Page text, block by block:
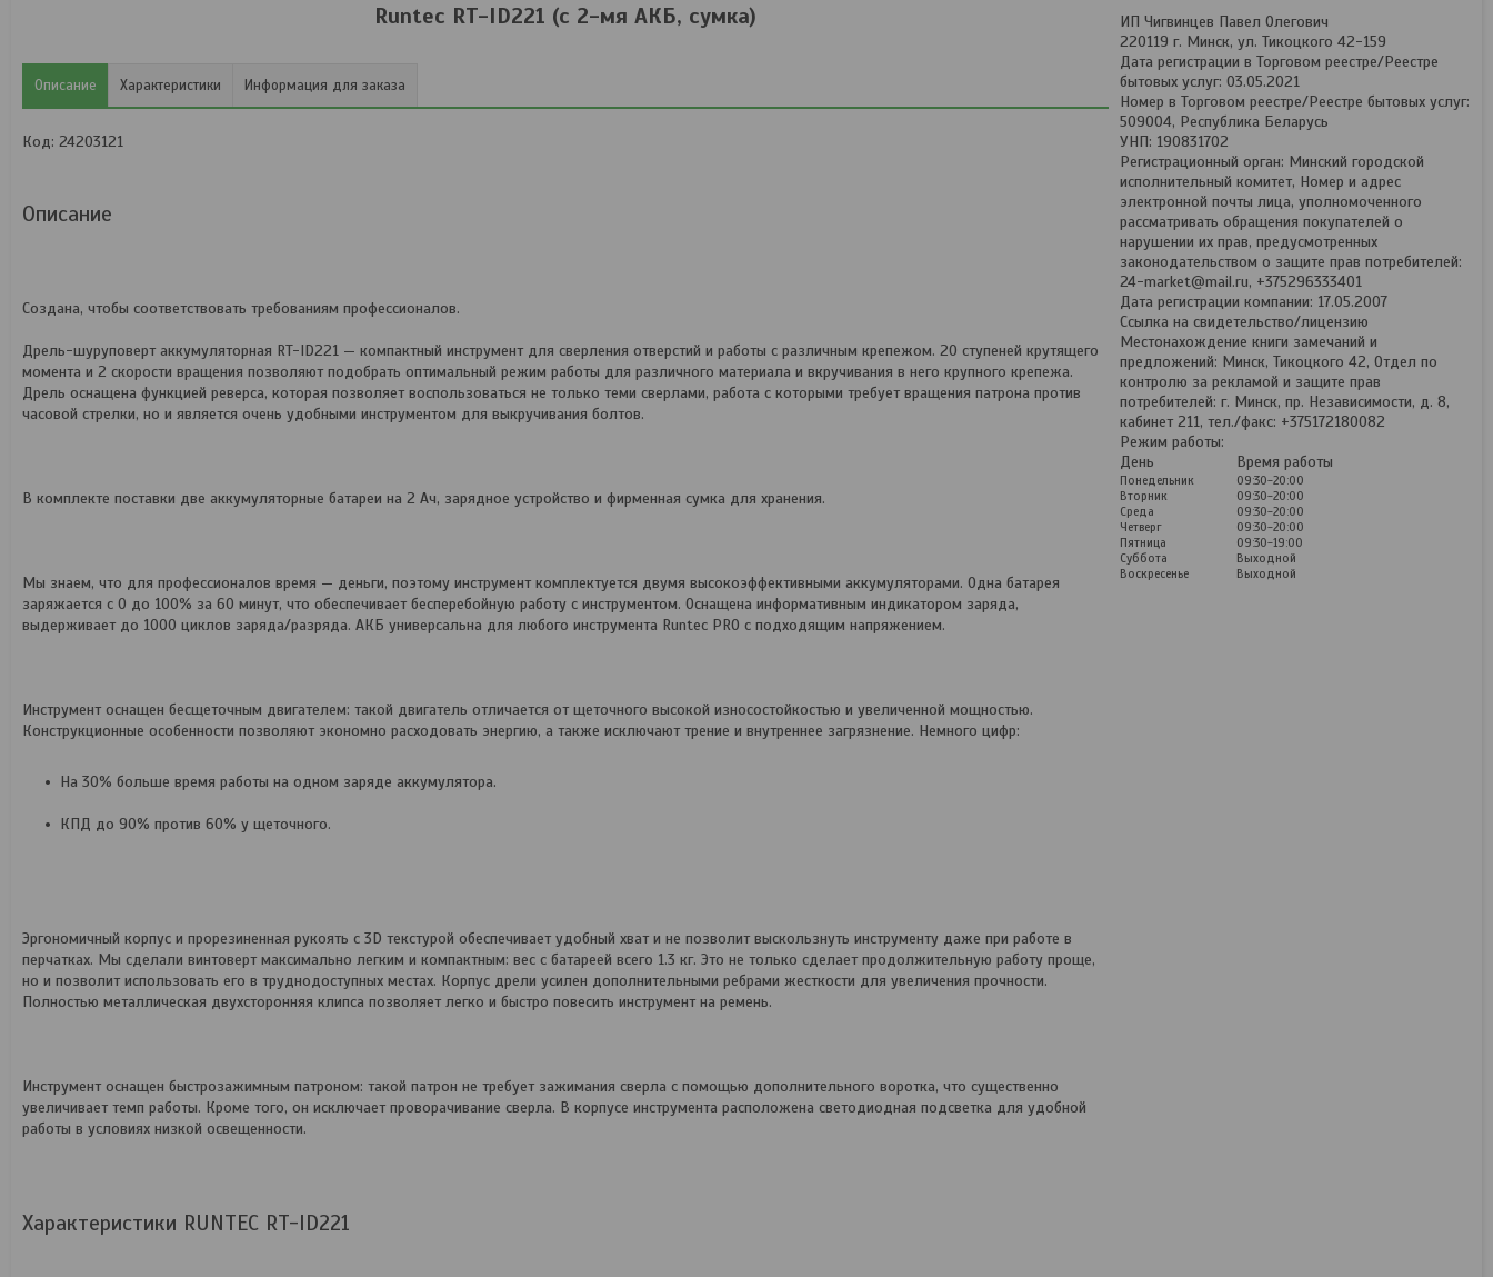
Runtec RT-ID221 (с 2-мя АКБ, сумка)
Описание Характеристики Информация для заказа
Код: 24203121
Описание
Создана, чтобы соответствовать требованиям профессионалов.
Дрель-шуруповерт аккумуляторная RT-ID221 — компактный инструмент для сверления отверстий и работы с различным крепежом. 20 ступеней крутящего
момента и 2 скорости вращения позволяют подобрать оптимальный режим работы для различного материала и вкручивания в него крупного крепежа.
Дрель оснащена функцией реверса, которая позволяет воспользоваться не только теми сверлами, работа с которыми требует вращения патрона против
часовой стрелки, но и является очень удобными инструментом для выкручивания болтов.
В комплекте поставки две аккумуляторные батареи на 2 Ач, зарядное устройство и фирменная сумка для хранения.
Мы знаем, что для профессионалов время — деньги, поэтому инструмент комплектуется двумя высокоэффективными аккумуляторами. Одна батарея
заряжается с 0 до 100% за 60 минут, что обеспечивает бесперебойную работу с инструментом. Оснащена информативным индикатором заряда,
выдерживает до 1000 циклов заряда/разряда. АКБ универсальна для любого инструмента Runtec PRO с подходящим напряжением.
Инструмент оснащен бесщеточным двигателем: такой двигатель отличается от щеточного высокой износостойкостью и увеличенной мощностью.
Конструкционные особенности позволяют экономно расходовать энергию, а также исключают трение и внутреннее загрязнение. Немного цифр:
На 30% больше время работы на одном заряде аккумулятора.
КПД до 90% против 60% у щеточного.
Эргономичный корпус и прорезиненная рукоять с 3D текстурой обеспечивает удобный хват и не позволит выскользнуть инструменту даже при работе в
перчатках. Мы сделали винтоверт максимально легким и компактным: вес с батареей всего 1.3 кг. Это не только сделает продолжительную работу проще,
но и позволит использовать его в труднодоступных местах. Корпус дрели усилен дополнительными ребрами жесткости для увеличения прочности.
Полностью металлическая двухсторонняя клипса позволяет легко и быстро повесить инструмент на ремень.
Инструмент оснащен быстрозажимным патроном: такой патрон не требует зажимания сверла с помощью дополнительного воротка, что существенно
увеличивает темп работы. Кроме того, он исключает проворачивание сверла. В корпусе инструмента расположена светодиодная подсветка для удобной
работы в условиях низкой освещенности.
Характеристики RUNTEC RT-ID221
ИП Чигвинцев Павел Олегович
220119 г. Минск, ул. Тикоцкого 42-159
Дата регистрации в Торговом реестре/Реестре
бытовых услуг: 03.05.2021
Номер в Торговом реестре/Реестре бытовых услуг:
509004, Республика Беларусь
УНП: 190831702
Регистрационный орган: Минский городской
исполнительный комитет, Номер и адрес
электронной почты лица, уполномоченного
рассматривать обращения покупателей о
нарушении их прав, предусмотренных
законодательством о защите прав потребителей:
24-market@mail.ru, +375296333401
Дата регистрации компании: 17.05.2007
Ссылка на свидетельство/лицензию
Местонахождение книги замечаний и
предложений: Минск, Тикоцкого 42, Отдел по
контролю за рекламой и защите прав
потребителей: г. Минск, пр. Независимости, д. 8,
кабинет 211, тел./факс: +375172180082
Режим работы:
День
Время работы
Понедельник
09:30-20:00
Вторник
09:30-20:00
Среда
09:30-20:00
Четверг
09:30-20:00
Пятница
09:30-19:00
Суббота
Выходной
Воскресенье
Выходной